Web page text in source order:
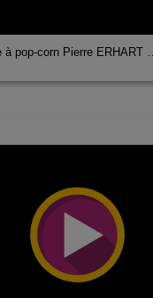
à pop-corn Pierre ERHART …